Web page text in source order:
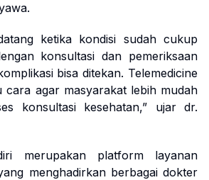
ketika kondisi sudah cukup
konsultasi dan pemeriksaan
bisa ditekan. Telemedicine
cara agar masyarakat lebih mudah
konsultasi kesehatan,” ujar dr.
merupakan platform layanan
menghadirkan berbagai dokter